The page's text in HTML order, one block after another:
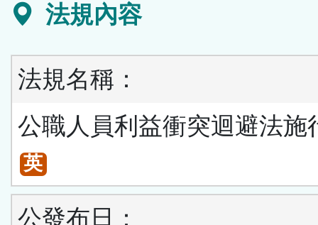
法規內容
法規名稱：
公職人員利益衝突迴避法施
英
公發布日：